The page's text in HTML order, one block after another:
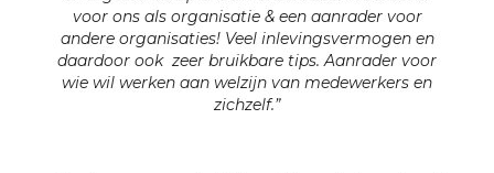
voor ons als organisatie & een aanrader voor
andere organisaties! Veel inlevingsvermogen en
daardoor ook zeer bruikbare tips. Aanrader voor
wie wil werken aan welzijn van medewerkers en
zichzelf.”